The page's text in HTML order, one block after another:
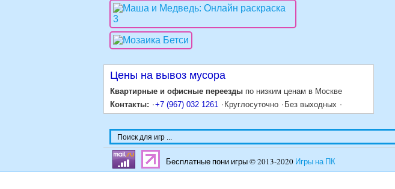
Цены на вывоз мусора
Квартирные и офисные переезды по низким ценам в Москве
Контакты:
+7 (967) 032 1261 Круглосуточно
Без выходных
Бесплатные пони игры © 2013-2020 Игры на ПК